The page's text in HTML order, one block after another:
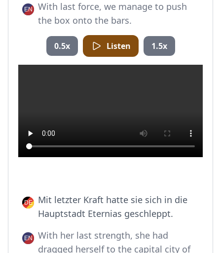
With last force, we manage to push
the box onto the bars.
0.5x Listen 1.5x
Mit letzter Kraft hatte sie sich in die
Hauptstadt Eternias geschleppt.
With her last strength, she had
dragged herself to the capital city of